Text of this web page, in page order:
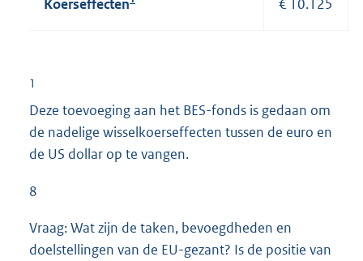
Koerseffecten € 10.125
1
Deze toevoeging aan het BES-fonds is gedaan om
de nadelige wisselkoerseffecten tussen de euro en
de US dollar op te vangen.
8
Vraag: Wat zijn de taken, bevoegdheden en
doelstellingen van de EU-gezant? Is de positie van